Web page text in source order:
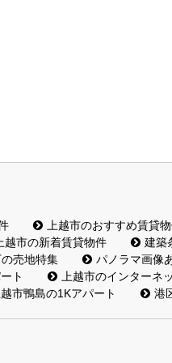
上越市のおすすめ賃貸
上越市の新着賃貸物件 建築
売地特集 パノラマ画像
ト
上越市のインターネ
市鴨島の1Kアパート
港